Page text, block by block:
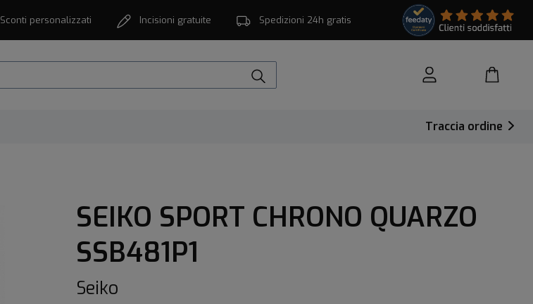
Sconti personalizzati Incisioni gratuite Spedizioni 24h gratis
Traccia ordine
SEIKO SPORT CHRONO QUARZO
SSB481P1
Seiko